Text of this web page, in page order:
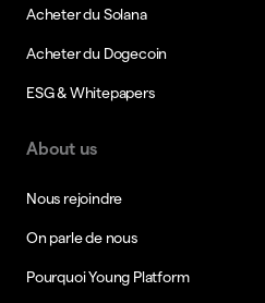
Acheter du Solana
Acheter du Dogecoin
ESG & Whitepapers
About us
Nous rejoindre
On parle de nous
Pourquoi Young Platform